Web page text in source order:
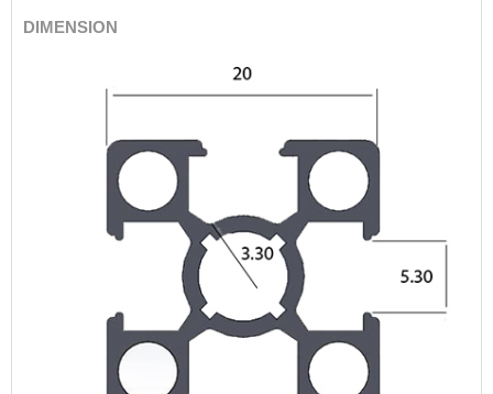
DIMENSION